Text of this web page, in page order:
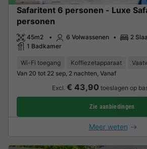
Safaritent 6 personen - Luxe
personen
45m2 6 Volwassenen
2
1 Badkamer
Wi-Fi toegang Koffiezetapparaat
Van 20 tot 22 sep, 2 nachten, Vanaf
Excl. € 43,90 toeslagen op
Zie aanbiedingen
Meer weten